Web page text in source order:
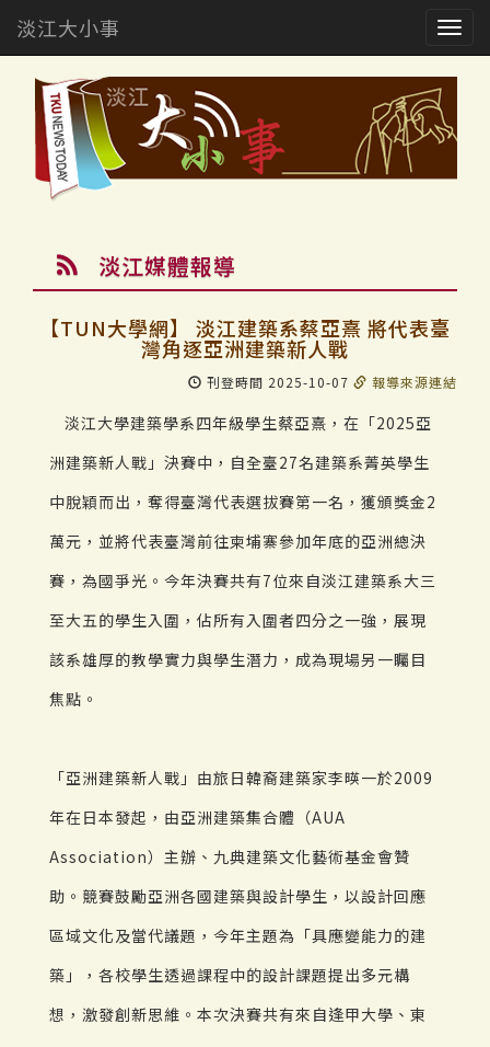
淡江大小事
淡江媒體報導
【TUN大學網】 淡江建築系蔡亞熹 將代表臺
灣角逐亞洲建築新人戰
刊登時間 2025-10-07 報導來源連結
淡江大學建築學系四年級學生蔡亞熹，在「2025亞
洲建築新人戰」決賽中，自全臺27名建築系菁英學生
中脫穎而出，奪得臺灣代表選拔賽第一名，獲頒獎金2
萬元，並將代表臺灣前往柬埔寨參加年底的亞洲總決
賽，為國爭光。今年決賽共有7位來自淡江建築系大三
至大五的學生入圍，佔所有入圍者四分之一強，展現
該系雄厚的教學實力與學生潛力，成為現場另一矚目
焦點。
「亞洲建築新人戰」由旅日韓裔建築家李暎一於2009
年在日本發起，由亞洲建築集合體（AUA
Association）主辦、九典建築文化藝術基金會贊
助。競賽鼓勵亞洲各國建築與設計學生，以設計回應
區域文化及當代議題，今年主題為「具應變能力的建
築」，各校學生透過課程中的設計課題提出多元構
想，激發創新思維。本次決賽共有來自逢甲大學、東